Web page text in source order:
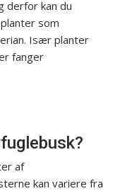
derfor kan du
som
Især planter
fanger
af
kan variere fra